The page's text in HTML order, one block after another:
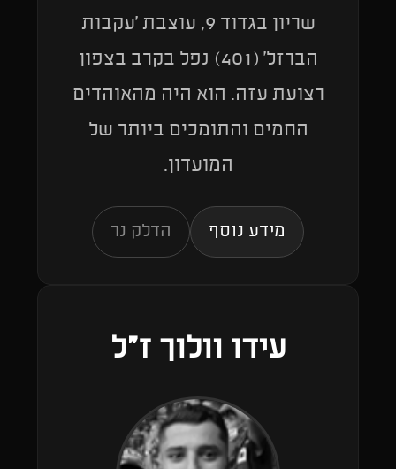
שריון בגדוד 9, עוצבת 'עקבות
הברזל' (401) נפל בקרב בצפון
רצועת עזה. הוא היה מהאוהדים
החמים והתומכים ביותר של
המועדון.
מידע נוסף הדלק נר
עידו וולוך ז״ל